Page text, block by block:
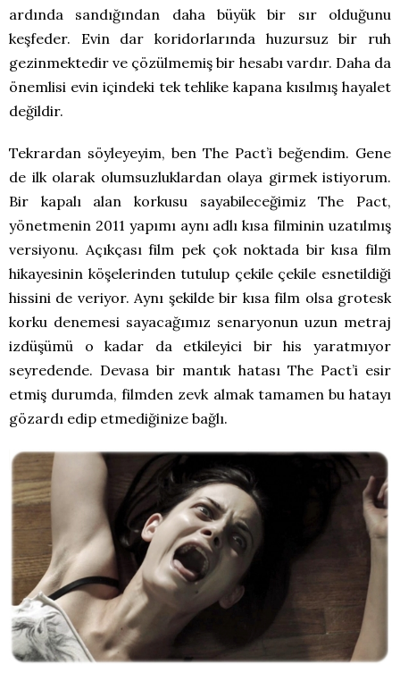
ardında sandığından daha büyük bir sır olduğunu
keşfeder. Evin dar koridorlarında huzursuz bir ruh
gezinmektedir ve çözülmemiş bir hesabı vardır. Daha da
önemlisi evin içindeki tek tehlike kapana kısılmış hayalet
değildir.
Tekrardan söyleyeyim, ben The Pact’i beğendim. Gene
de ilk olarak olumsuzluklardan olaya girmek istiyorum.
Bir kapalı alan korkusu sayabileceğimiz The Pact,
yönetmenin 2011 yapımı aynı adlı kısa filminin uzatılmış
versiyonu. Açıkçası film pek çok noktada bir kısa film
hikayesinin köşelerinden tutulup çekile çekile esnetildiği
hissini de veriyor. Aynı şekilde bir kısa film olsa grotesk
korku denemesi sayacağımız senaryonun uzun metraj
izdüşümü o kadar da etkileyici bir his yaratmıyor
seyredende. Devasa bir mantık hatası The Pact’i esir
etmiş durumda, filmden zevk almak tamamen bu hatayı
gözardı edip etmediğinize bağlı.